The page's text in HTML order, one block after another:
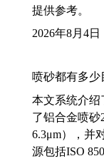
提供参考。
2026年8月4日
喷砂都有多少
本文系统介绍
了铝合金喷砂
6.3μm），并
源包括ISO